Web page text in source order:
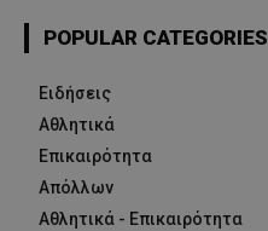
POPULAR CATEGORIES
Ειδήσεις
Αθλητικά
Επικαιρότητα
Απόλλων
Αθλητικά - Επικαιρότητα